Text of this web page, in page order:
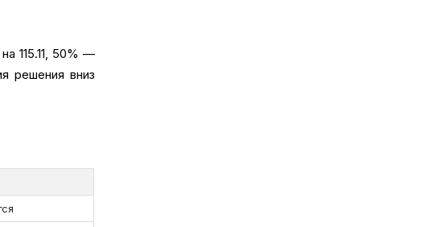
115.11, 50% —
решения вниз